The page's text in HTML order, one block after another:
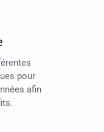
pour
afin